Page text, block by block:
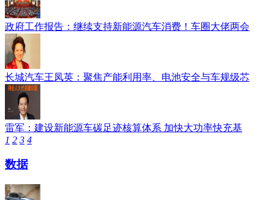
政府工作报告：继续支持新能源汽车消费！车圈大佬两会
长城汽车王凤英：聚焦产能利用率、电池安全与车规级芯
雷军：建设新能源车碳足迹核算体系 加快大功率快充基
1 2 3 4
数据